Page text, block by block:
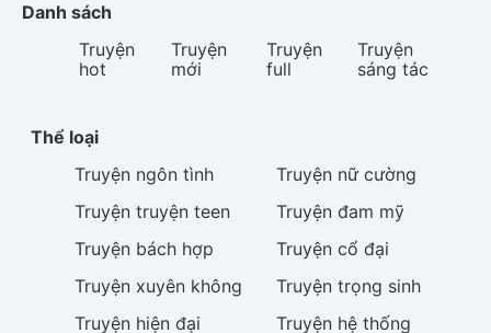
Danh sách
Truyện
hot
Truyện
mới
Truyện
full
Truyện
sáng tác
Thể loại
Truyện ngôn tình Truyện nữ cường
Truyện truyện teen Truyện đam mỹ
Truyện bách hợp Truyện cổ đại
Truyện xuyên không Truyện trọng sinh
Truyện hiện đại Truyện hệ thống